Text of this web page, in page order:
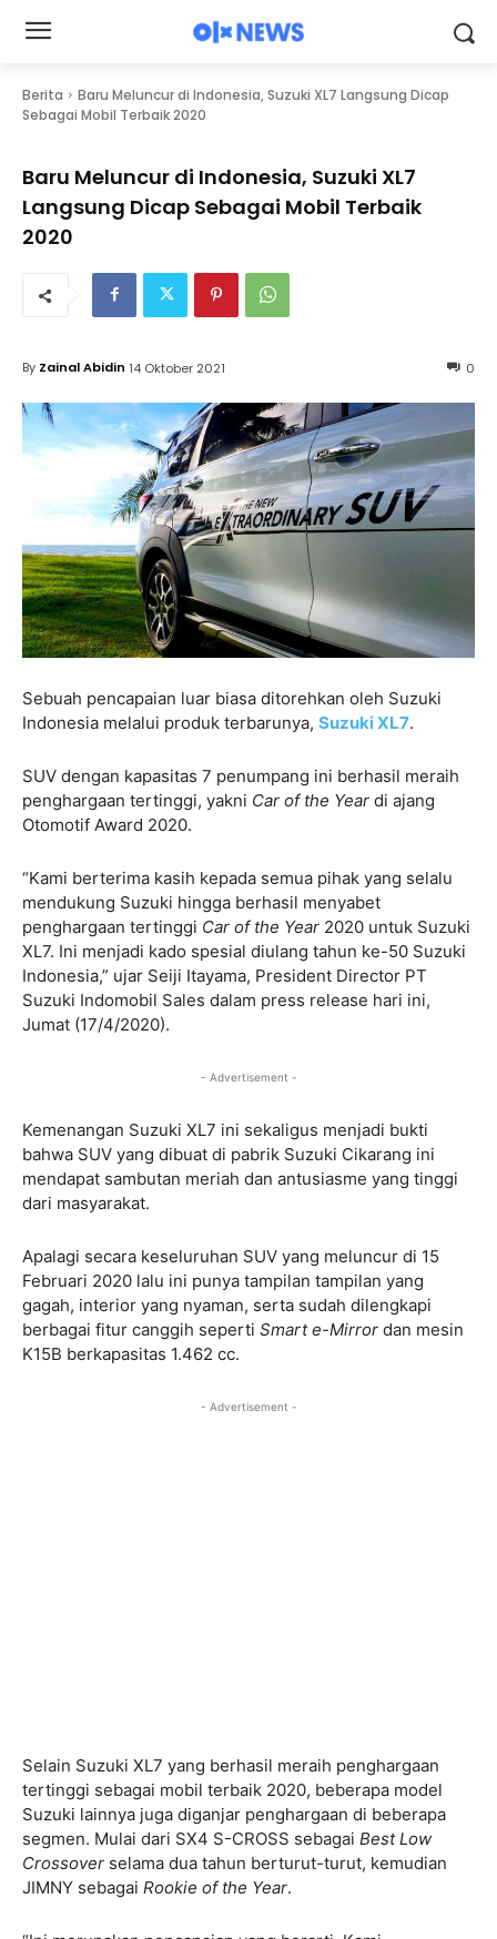
Berita
Baru Meluncur di Indonesia, Suzuki XL7 Langsung Dicap
Sebagai Mobil Terbaik 2020
Baru Meluncur di Indonesia, Suzuki XL7
Langsung Dicap Sebagai Mobil Terbaik
2020
0
By Zainal Abidin 14 Oktober 2021
Sebuah pencapaian luar biasa ditorehkan oleh Suzuki
Indonesia melalui produk terbarunya, Suzuki XL7.
SUV dengan kapasitas 7 penumpang ini berhasil meraih
penghargaan tertinggi, yakni Car of the Year di ajang
Otomotif Award 2020.
“Kami berterima kasih kepada semua pihak yang selalu
mendukung Suzuki hingga berhasil menyabet
penghargaan tertinggi Car of the Year 2020 untuk Suzuki
XL7. Ini menjadi kado spesial diulang tahun ke-50 Suzuki
Indonesia,” ujar Seiji Itayama, President Director PT
Suzuki Indomobil Sales dalam press release hari ini,
Jumat (17/4/2020).
- Advertisement -
Kemenangan Suzuki XL7 ini sekaligus menjadi bukti
bahwa SUV yang dibuat di pabrik Suzuki Cikarang ini
mendapat sambutan meriah dan antusiasme yang tinggi
dari masyarakat.
Apalagi secara keseluruhan SUV yang meluncur di 15
Februari 2020 lalu ini punya tampilan tampilan yang
gagah, interior yang nyaman, serta sudah dilengkapi
berbagai fitur canggih seperti Smart e-Mirror dan mesin
K15B berkapasitas 1.462 cc.
- Advertisement -
Selain Suzuki XL7 yang berhasil meraih penghargaan
tertinggi sebagai mobil terbaik 2020, beberapa model
Suzuki lainnya juga diganjar penghargaan di beberapa
segmen. Mulai dari SX4 S-CROSS sebagai Best Low
Crossover selama dua tahun berturut-turut, kemudian
JIMNY sebagai Rookie of the Year.